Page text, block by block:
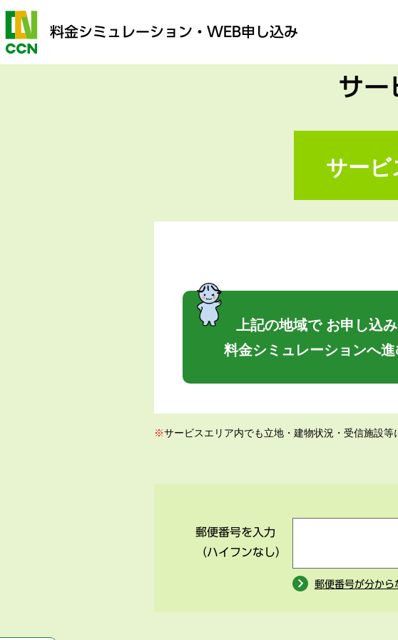
料金シミュレーション ・WEB申し込み
サー
サービ
上記の地域で お申し込み
料金シミュレーションへ進
※サービスエリア内でも立地・建物状況・受信施設等
郵便番号を入力
（ハイフンなし）
郵便番号が分から